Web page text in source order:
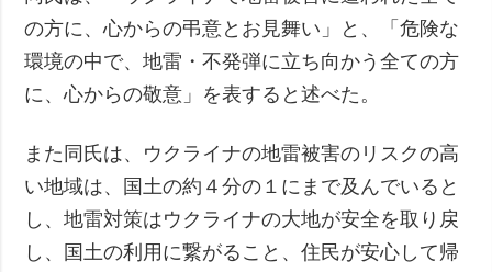
の方に、心からの弔意とお見舞い」と、「危険な
環境の中で、地雷・不発弾に立ち向かう全ての方
に、心からの敬意」を表すると述べた。
また同氏は、ウクライナの地雷被害のリスクの高
い地域は、国土の約４分の１にまで及んでいると
し、地雷対策はウクライナの大地が安全を取り戻
し、国土の利用に繋がること、住民が安心して帰